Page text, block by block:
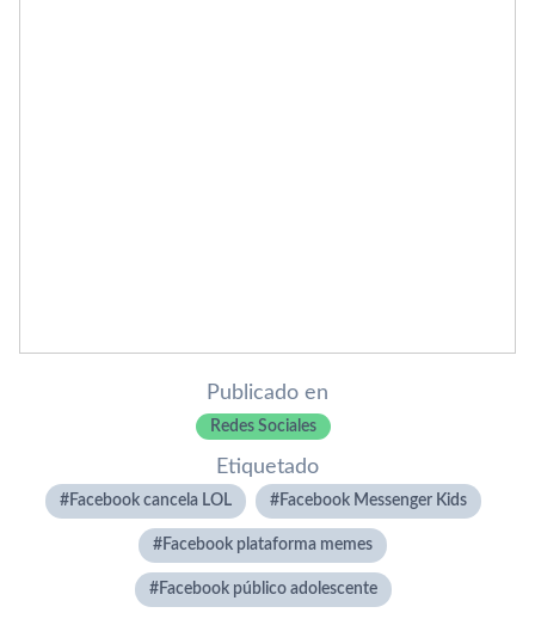
Publicado en
Redes Sociales
Etiquetado
Facebook cancela LOL Facebook Messenger Kids
Facebook plataforma memes
Facebook público adolescente